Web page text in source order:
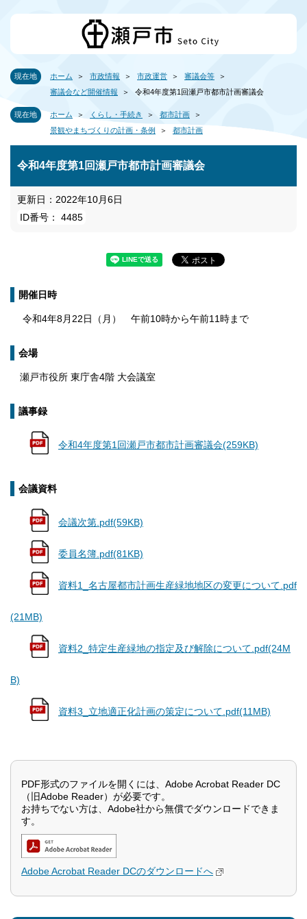
現在地 ホーム 市政情報 市政運営
審議会等
審議会など開催情報
令和4年度第1回瀬戸市都市計画審議会
現在地 ホーム くらし・手続き
都市計画
景観やまちづくりの計画・条例
都市計画
令和4年度第1回瀬戸市都市計画審議会
更新日：2022年10月6日
ID番号： 4485
開催日時
令和4年8月22日（月） 午前10時から午前11時まで
会場
瀬戸市役所 東庁舎4階 大会議室
議事録
令和4年度第1回瀬戸市都市計画審議会(259KB)
会議資料
会議次第.pdf(59KB)
委員名簿.pdf(81KB)
資料1_名古屋都市計画生産緑地地区の変更について.pdf
(21MB)
資料2_特定生産緑地の指定及び解除について.pdf(24M
B)
資料3_立地適正化計画の策定について.pdf(11MB)
PDF形式のファイルを開くには、Adobe Acrobat Reader DC
（旧Adobe Reader）が必要です。
お持ちでない方は、Adobe社から無償でダウンロードできま
す。
Adobe Acrobat Reader DCのダウンロードへ